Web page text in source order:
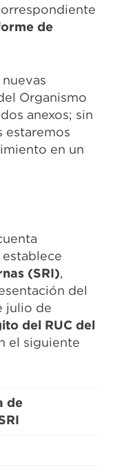
de
Organismo
anexos; sin
estaremos
en un
establece
(SRI),
del
julio de
del RUC del
el siguiente
de